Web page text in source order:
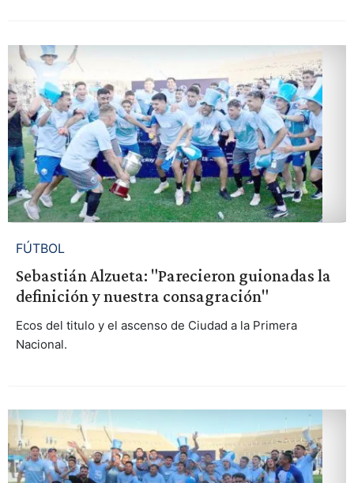
FÚTBOL
Sebastián Alzueta: "Parecieron guionadas la
definición y nuestra consagración"
Ecos del titulo y el ascenso de Ciudad a la Primera
Nacional.